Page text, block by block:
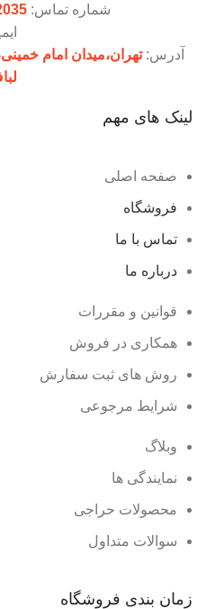
شماره تماس:
آدرس:تهران،‌میدان امام
لباف،
لینک های مهم
صفحه اصلی
فروشگاه
تماس با ما
درباره ما
قوانین و مقررات
همکاری در فروش
روش های ثبت سفارش
شرایط مرجوعی
وبلاگ
نمایندگی ها
محصولات حراجی
سوالات متداول
زمان بندی فروشگاه